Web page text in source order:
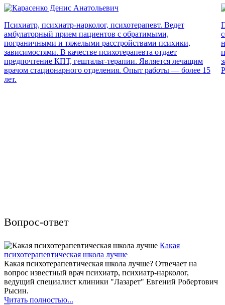
Психиатр, психиатр-нарколог, психотерапевт. Ведет
амбулаторный прием пациентов с обратимыми,
пограничными и тяжелыми расстройствами психики,
зависимостями. В качестве психотерапевта отдает
предпочтение КПТ, гештальт-терапии. Является лечащим
врачом стационарного отделения. Опыт работы — более 15
лет.
Вопрос-ответ
Какая
психотерапевтическая школа лучше
Какая психотерапевтическая школа лучше? Отвечает на
вопрос известный врач психиатр, психиатр-нарколог,
ведущий специалист клиники "Лазарет" Евгений Робертович
Рысин.
Читать полностью...